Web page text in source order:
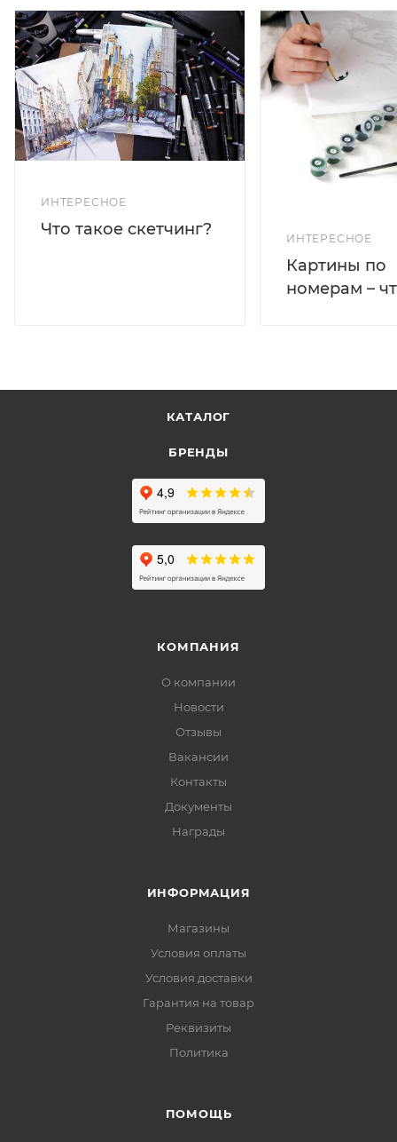
ИНТЕРЕСНОЕ
Что такое скетчинг?
ИНТЕРЕСНОЕ
Картины по
номерам –
КАТАЛОГ
БРЕНДЫ
КОМПАНИЯ
О компании
Новости
Отзывы
Вакансии
Контакты
Документы
Награды
ИНФОРМАЦИЯ
Магазины
Условия оплаты
Условия доставки
Гарантия на товар
Реквизиты
Политика
ПОМОЩЬ